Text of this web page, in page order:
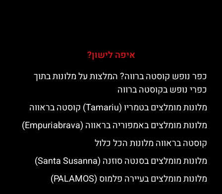
איפה לישון?
כפר נופש קוסטה ברווה? המלצות על מלונות בתוך
כפרי נופש בקוסטה ברווה
מלונות מומלצים בטמריו (Tamariu) קוסטה בראווה
מלונות מומלצים באמפוריה בראווה (Empuriabrava)
קוסטה בראווה מלונות הכל כלול
מלונות מומלצים בסנטה סוזנה (Santa Susanna)
מלונות מומלצים בעיירה פלמוס (PALAMOS)